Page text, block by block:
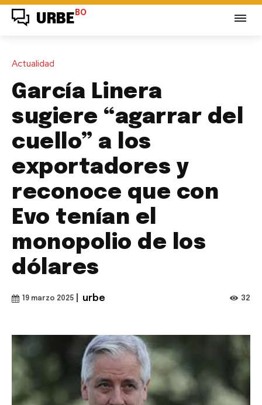
URBE BO
Actualidad
García Linera
sugiere “agarrar del
cuello” a los
exportadores y
reconoce que con
Evo tenían el
monopolio de los
dólares
19 marzo 2025 urbe 32